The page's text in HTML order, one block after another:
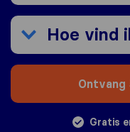
Hoe vind
Gratis